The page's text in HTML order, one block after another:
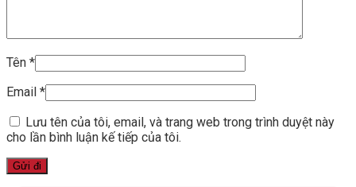
Tên *
Email *
Lưu tên của tôi, email, và trang web trong trình duyệt này
cho lần bình luận kế tiếp của tôi.